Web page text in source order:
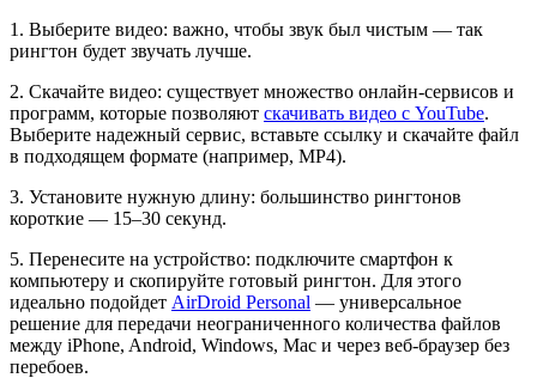
1. Выберите видео: важно, чтобы звук был чистым — так
рингтон будет звучать лучше.
2. Скачайте видео: существует множество онлайн-сервисов и
программ, которые позволяют скачивать видео с YouTube.
Выберите надежный сервис, вставьте ссылку и скачайте файл
в подходящем формате (например, MP4).
3. Установите нужную длину: большинство рингтонов
короткие — 15–30 секунд.
5. Перенесите на устройство: подключите смартфон к
компьютеру и скопируйте готовый рингтон. Для этого
идеально подойдет AirDroid Personal — универсальное
решение для передачи неограниченного количества файлов
между iPhone, Android, Windows, Mac и через веб-браузер без
перебоев.